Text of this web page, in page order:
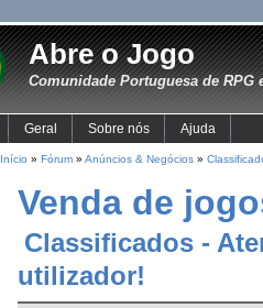
Abre o Jogo
Comunidade Portuguesa de RPG
Geral Sobre nós Ajuda
Início » Fórum» Anúncios & Negócios»
Venda de
Classificados -
utilizador!